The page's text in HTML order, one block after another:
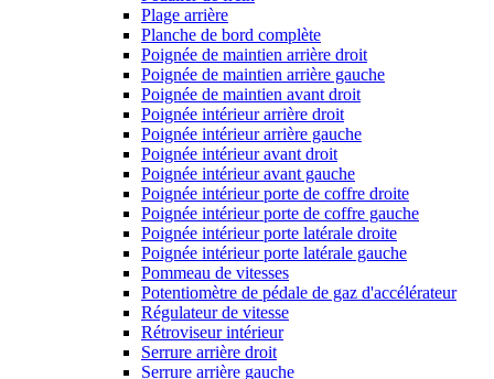
Plage arrière
Planche de bord complète
Poignée de maintien arrière droit
Poignée de maintien arrière gauche
Poignée de maintien avant droit
Poignée intérieur arrière droit
Poignée intérieur arrière gauche
Poignée intérieur avant droit
Poignée intérieur avant gauche
Poignée intérieur porte de coffre droite
Poignée intérieur porte de coffre gauche
Poignée intérieur porte latérale droite
Poignée intérieur porte latérale gauche
Pommeau de vitesses
Potentiomètre de pédale de gaz d'accélérateur
Régulateur de vitesse
Rétroviseur intérieur
Serrure arrière droit
Serrure arrière gauche